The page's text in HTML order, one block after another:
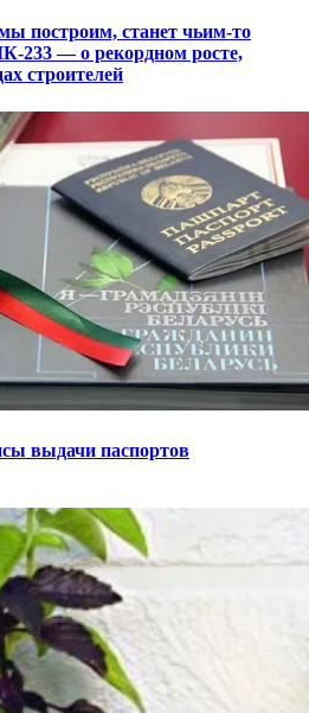
построим, станет чьим-то
233 — о рекордном росте,
строителей
выдачи паспортов